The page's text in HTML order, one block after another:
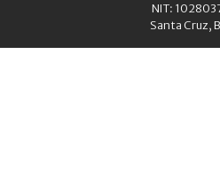
NIT:
Santa Cruz,